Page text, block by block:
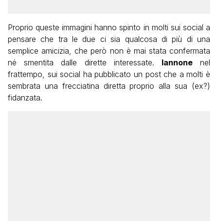
Proprio queste immagini hanno spinto in molti sui social a
pensare che tra le due ci sia qualcosa di più di una
semplice amicizia, che però non è mai stata confermata
né smentita dalle dirette interessate. Iannonenel
frattempo, sui social ha pubblicato un post che a molti è
sembrata una frecciatina diretta proprio alla sua (ex?)
fidanzata.